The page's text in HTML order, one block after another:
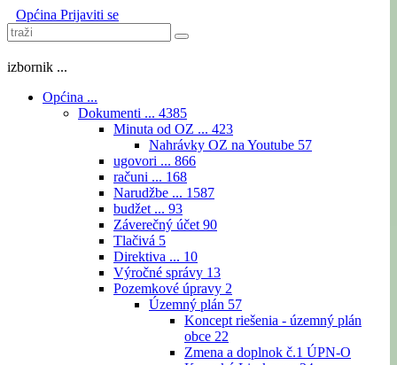
Općina Prijaviti se
izbornik ...
Općina ...
Dokumenti ... 4385
Minuta od OZ ... 423
Nahrávky OZ na Youtube 57
ugovori ... 866
računi ... 168
Narudžbe ... 1587
budžet ... 93
Záverečný účet 90
Tlačivá 5
Direktiva ... 10
Výročné správy 13
Pozemkové úpravy 2
Územný plán 57
Koncept riešenia - územný plán
obce 22
Zmena a doplnok č.1 ÚPN-O